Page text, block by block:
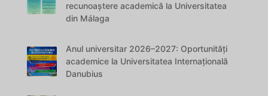
recunoaștere academică la Universitatea
din Málaga
Anul universitar 2026–2027: Oportunități
academice la Universitatea Internațională
Danubius